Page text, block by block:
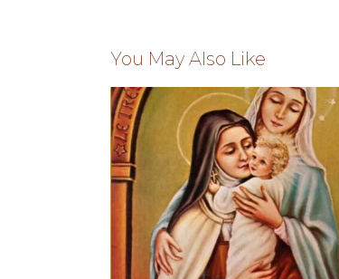
You May Also Like